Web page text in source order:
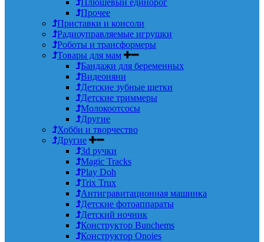
Прочее
Приставки и консоли
Радиоуправляемые игрушки
Роботы и трансформеры
Товары для мам
Бандажи для беременных
Видеоняни
Детские зубные щетки
Детские триммеры
Молокоотсосы
Другие
Хобби и творчество
Другие
3d ручки
Magic Tracks
Play Doh
Trix Trux
Антигравитационная машинка
Детские фотоаппараты
Детский ночник
Конструктор Bunchems
Конструктор Onoies